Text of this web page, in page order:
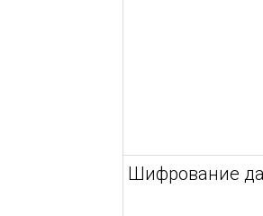
Шифрование